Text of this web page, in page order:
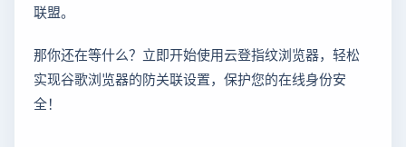
联盟。
那你还在等什么？立即开始使用云登指纹浏览器，轻松
实现谷歌浏览器的防关联设置，保护您的在线身份安
全！